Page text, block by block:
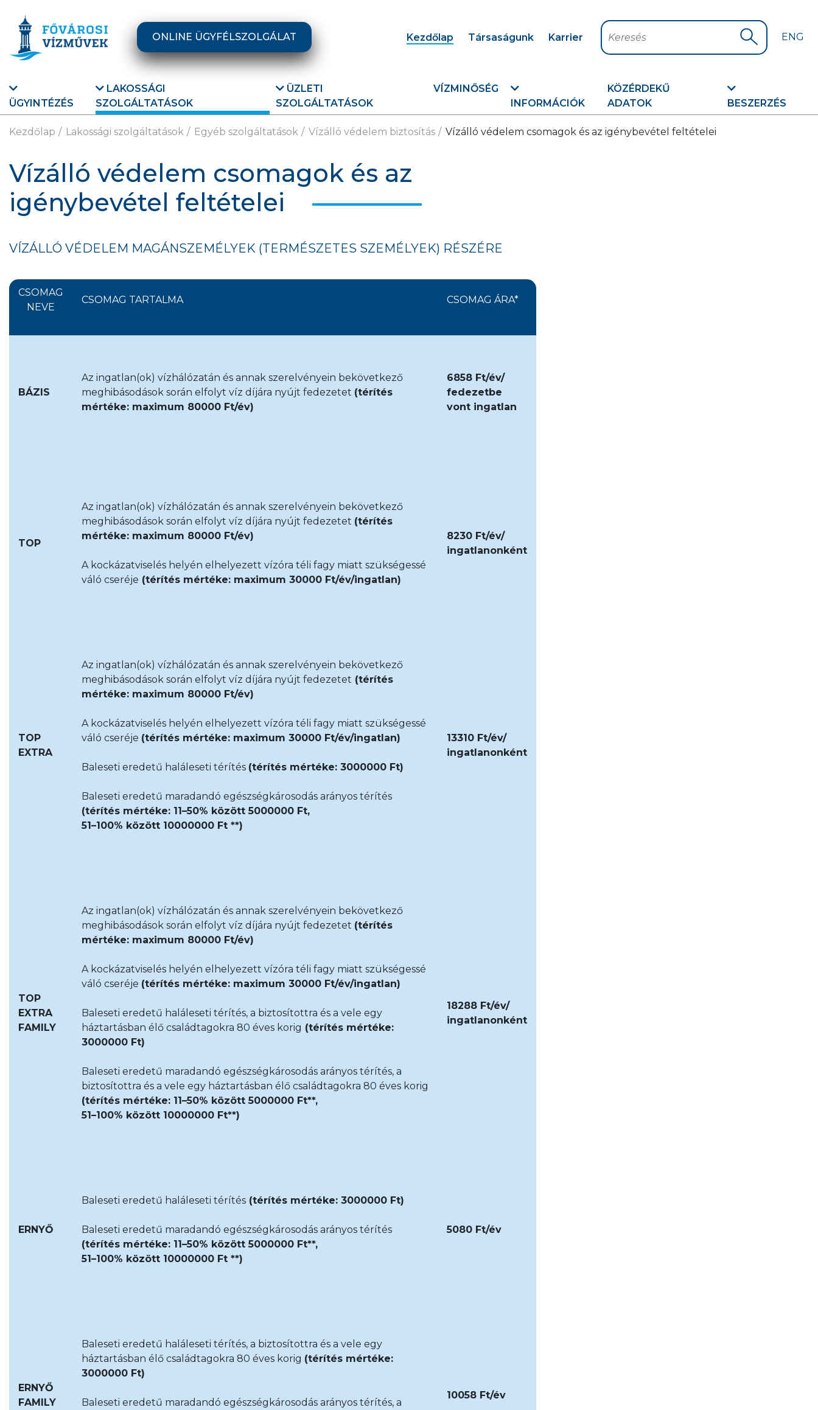
ONLINE ÜGYFÉLSZOLGÁLAT Kezdőlap Társaságunk Karrier Keresés Keresés
ENG
ÜGYINTÉZÉS
LAKOSSÁGI
SZOLGÁLTATÁSOK
ÜZLETI
SZOLGÁLTATÁSOK
VÍZMINŐSÉG
INFORMÁCIÓK
KÖZÉRDEKŰ
ADATOK
BESZERZÉS
Kezdőlap Lakossági szolgáltatások Egyéb szolgáltatások Vízálló védelem biztosítás Vízálló védelem csomagok és az igénybevétel feltételei
Vízálló védelem csomagok és az
igénybevétel feltételei
VÍZÁLLÓ VÉDELEM MAGÁNSZEMÉLYEK (TERMÉSZETES SZEMÉLYEK) RÉSZÉRE
CSOMAG
NEVE
CSOMAG TARTALMA CSOMAG ÁRA*
BÁZIS
Az ingatlan(ok) vízhálózatán és annak szerelvényein bekövetkező
meghibásodások során elfolyt víz díjára nyújt fedezetet (térítés
mértéke: maximum 80000 Ft/év)
6858 Ft/év/
fedezetbe
vont ingatlan
TOP
Az ingatlan(ok) vízhálózatán és annak szerelvényein bekövetkező
meghibásodások során elfolyt víz díjára nyújt fedezetet (térítés
mértéke: maximum 80000 Ft/év)
A kockázatviselés helyén elhelyezett vízóra téli fagy miatt szükségessé
váló cseréje (térítés mértéke: maximum 30000 Ft/év/ingatlan)
8230 Ft/év/
ingatlanonként
TOP
EXTRA
Az ingatlan(ok) vízhálózatán és annak szerelvényein bekövetkező
meghibásodások során elfolyt víz díjára nyújt fedezetet (térítés
mértéke: maximum 80000 Ft/év)
A kockázatviselés helyén elhelyezett vízóra téli fagy miatt szükségessé
váló cseréje (térítés mértéke: maximum 30000 Ft/év/ingatlan)
Baleseti eredetű haláleseti térítés (térítés mértéke: 3000000 Ft)
Baleseti eredetű maradandó egészségkárosodás arányos térítés
(térítés mértéke: 11–50% között 5000000 Ft,
51–100% között 10000000 Ft **)
13310 Ft/év/
ingatlanonként
TOP
EXTRA
FAMILY
Az ingatlan(ok) vízhálózatán és annak szerelvényein bekövetkező
meghibásodások során elfolyt víz díjára nyújt fedezetet (térítés
mértéke: maximum 80000 Ft/év)
A kockázatviselés helyén elhelyezett vízóra téli fagy miatt szükségessé
váló cseréje (térítés mértéke: maximum 30000 Ft/év/ingatlan)
Baleseti eredetű haláleseti térítés, a biztosítottra és a vele egy
háztartásban élő családtagokra 80 éves korig (térítés mértéke:
3000000 Ft)
Baleseti eredetű maradandó egészségkárosodás arányos térítés, a
biztosítottra és a vele egy háztartásban élő családtagokra 80 éves korig
(térítés mértéke: 11–50% között 5000000 Ft**,
51–100% között 10000000 Ft**)
18288 Ft/év/
ingatlanonként
ERNYŐ
Baleseti eredetű haláleseti térítés (térítés mértéke: 3000000 Ft)
Baleseti eredetű maradandó egészségkárosodás arányos térítés
(térítés mértéke: 11–50% között 5000000 Ft**,
51–100% között 10000000 Ft **)
5080 Ft/év
ERNYŐ
FAMILY
Baleseti eredetű haláleseti térítés, a biztosítottra és a vele egy
háztartásban élő családtagokra 80 éves korig (térítés mértéke:
3000000 Ft)
Baleseti eredetű maradandó egészségkárosodás arányos térítés, a
10058 Ft/év